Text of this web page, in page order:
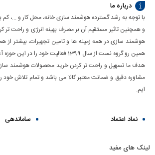
درباره ما
با توجه به رشد گسترده هوشمند سازی خانه، محل کار و ...، کم
و همچنین تاثیر مستقیم آن بر مصرف بهینه انرژی و راحت تر
هوشمند سازی در همه زمینه ها و تامین تجهیرات، بیشتر
همین رو گروه نست از سال 1399 فعالیت خود را در این حوزه آغاز کرد.
هدف ما تسهیل و راحت تر کردن خرید محصولات هوشمند
مشاوره دقیق و ضمانت معتبر کالا می باشد و تمام تلاش خود
ایم.
نماد اعتماد ساماندهی
لینک های مفید